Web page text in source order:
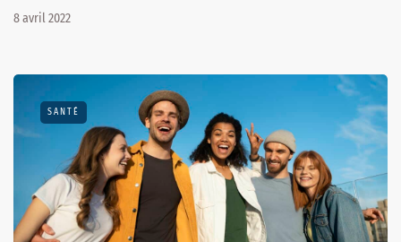
8 avril 2022
SANTÉ